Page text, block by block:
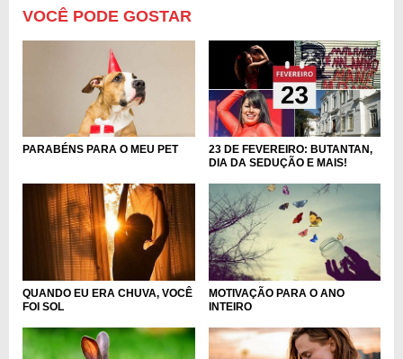
VOCÊ PODE GOSTAR
PARABÉNS PARA O MEU PET
23 DE FEVEREIRO: BUTANTAN,
DIA DA SEDUÇÃO E MAIS!
QUANDO EU ERA CHUVA, VOCÊ
FOI SOL
MOTIVAÇÃO PARA O ANO
INTEIRO